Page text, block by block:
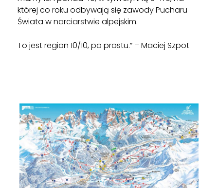
której co roku odbywają się zawody Pucharu
Świata w narciarstwie alpejskim.
To jest region 10/10, po prostu.” – Maciej Szpot